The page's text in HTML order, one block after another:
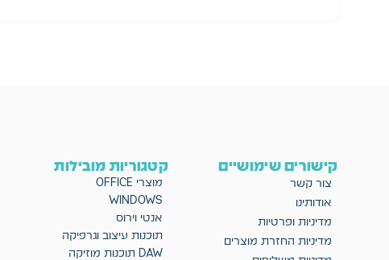
קישורים שימושיים
צור קשר
אודותינו
מדיניות ופרטיות
מדיניות החזרת מוצרים
קטגוריות מובילות
מוצרי OFFICE
WINDOWS
אנטי וירוס
תוכנות עיצוב וגרפיקה
DAW תוכנות מוזיקה